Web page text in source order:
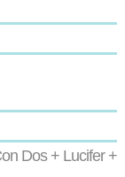
Dos + Lucifer +